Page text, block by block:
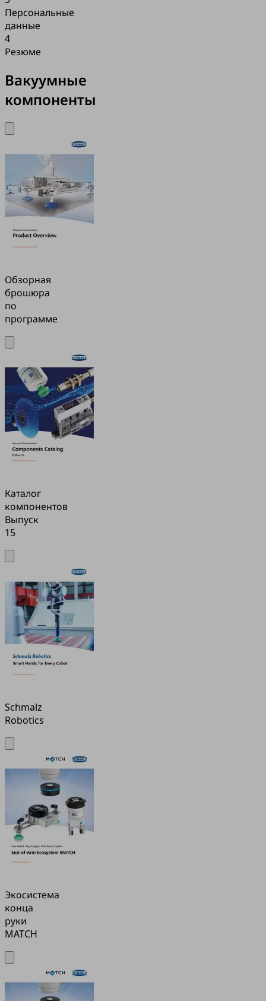
Персональные
данные
4
Резюме
Вакуумные
компоненты
Обзорная
брошюра
по
программе
Каталог
компонентов
Выпуск
15
Schmalz
Robotics
Экосистема
конца
руки
MATCH